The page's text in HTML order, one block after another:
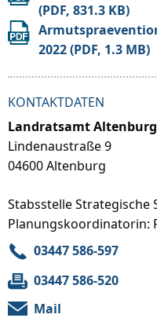
(PDF, 831.3 KB)
2022 (PDF, 1.3 MB)
KONTAKTDATEN
Landratsamt
Lindenaustraße 9
04600 Altenburg
Stabsstelle Strategische
Planungskoordinatorin:
03447 586-597
03447 586-520
Mail